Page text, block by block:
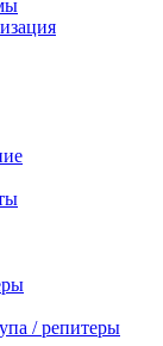
/ репитеры